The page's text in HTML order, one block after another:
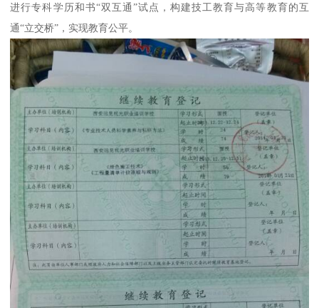
进行专科学历和书“双互通”试点，构建技工教育与高等教育的互
通“立交桥”，实现教育公平。